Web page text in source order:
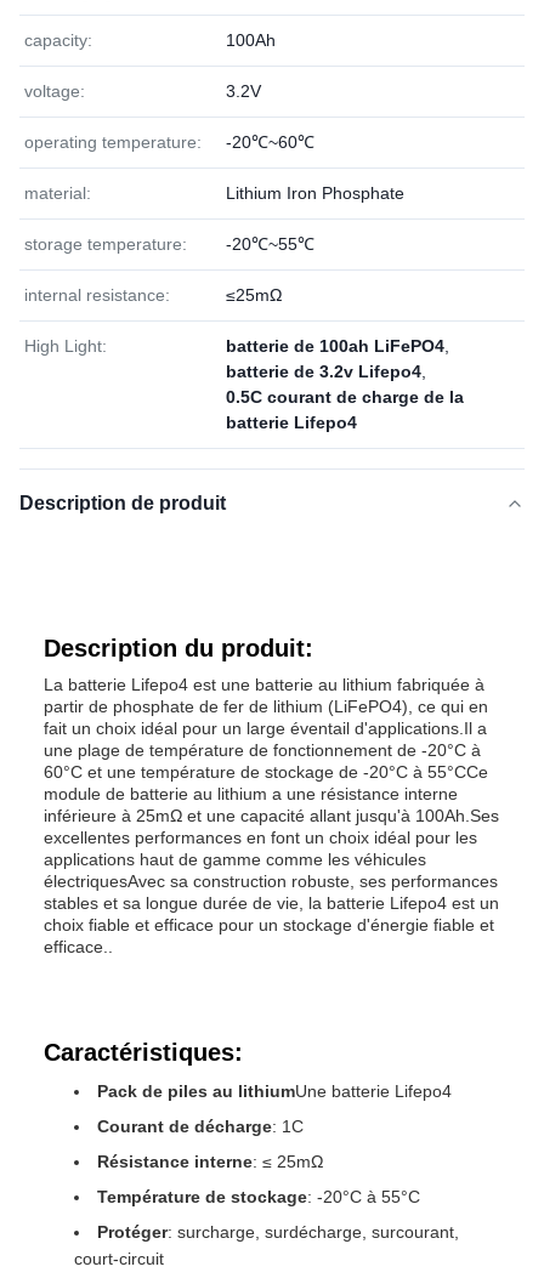
capacity: 100Ah
voltage: 3.2V
operating temperature: -20℃~60℃
material: Lithium Iron Phosphate
storage temperature: -20℃~55℃
internal resistance: ≤25mΩ
High Light: batterie de 100ah LiFePO4
batterie de 3.2v Lifepo4
0.5C courant de charge de la
batterie Lifepo4
Description de produit
Description du produit:
La batterie Lifepo4 est une batterie au lithium fabriquée à
partir de phosphate de fer de lithium (LiFePO4), ce qui en
fait un choix idéal pour un large éventail d'applications.Il a
une plage de température de fonctionnement de -20°C à
60°C et une température de stockage de -20°C à 55°CCe
module de batterie au lithium a une résistance interne
inférieure à 25mΩ et une capacité allant jusqu'à 100Ah.Ses
excellentes performances en font un choix idéal pour les
applications haut de gamme comme les véhicules
électriquesAvec sa construction robuste, ses performances
stables et sa longue durée de vie, la batterie Lifepo4 est un
choix fiable et efficace pour un stockage d'énergie fiable et
efficace..
Caractéristiques:
Pack de piles au lithiumUne batterie Lifepo4
Courant de décharge: 1C
Résistance interne: ≤ 25mΩ
Température de stockage: -20°C à 55°C
Protéger: surcharge, surdécharge, surcourant,
court-circuit